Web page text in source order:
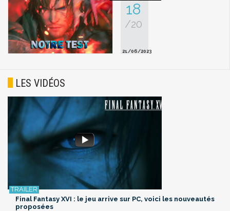
18
/20
21/06/2023
LES VIDÉOS
Final Fantasy XVI : le jeu arrive sur PC, voici les nouveautés
proposées